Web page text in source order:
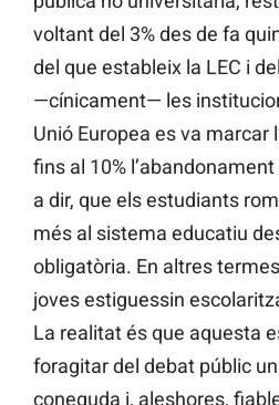
voltant del 3% des de fa
del que estableix la LEC i
—cínicament— les
Unió Europea es va marcar
fins al 10%
a dir, que els estudiants
més al sistema educatiu
obligatòria. En altres
joves estiguessin
La realitat és que aquesta
foragitar del debat públic
coneguda i, aleshores,